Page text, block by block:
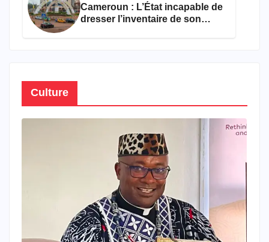
Cameroun : L’État incapable de
dresser l’inventaire de son
Culture